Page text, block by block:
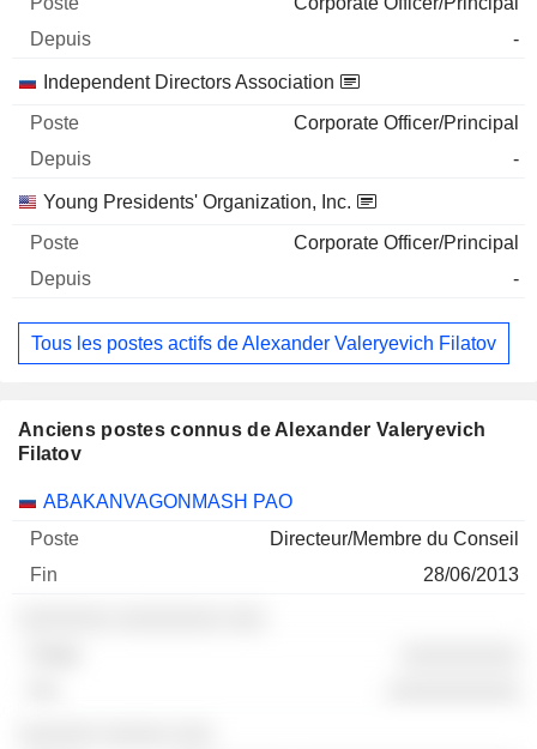
-
Independent Directors Association
Corporate Officer/Principal
-
Young Presidents' Organization, Inc.
Corporate Officer/Principal
-
Tous les postes actifs de Alexander Valeryevich Filatov
Anciens postes connus de Alexander Valeryevich
Filatov
Sociétés Poste Fin
ABAKANVAGONMASH PAO
Directeur/Membre du Conseil
28/06/2013